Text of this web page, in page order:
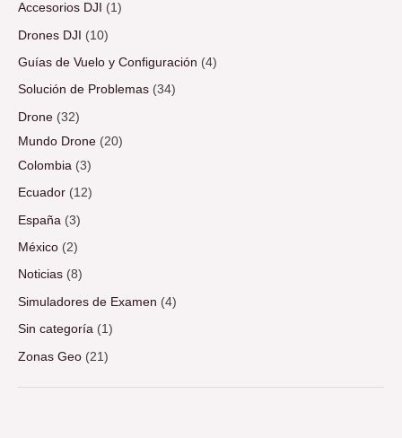
Accesorios DJI
(1)
Drones DJI (10)
Guías de Vuelo y Configuración (4)
Solución de Problemas (34)
Drone (32)
Mundo Drone (20)
Colombia (3)
Ecuador (12)
España (3)
México (2)
Noticias (8)
Simuladores de Examen (4)
Sin categoría (1)
Zonas Geo (21)